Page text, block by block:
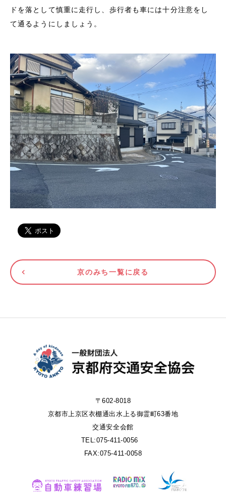
ドを落として慎重に走行し、歩行者も車には十分注意をし
て通るようにしましょう。
京のみち一覧に戻る
〒602-8018
京都市上京区衣棚通出水上る御霊町63番地
交通安全会館
TEL:075-411-0056
FAX:075-411-0058